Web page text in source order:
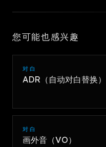
您可能也感兴趣
对白
ADR（自动对白替换）
对白
画外音（VO）